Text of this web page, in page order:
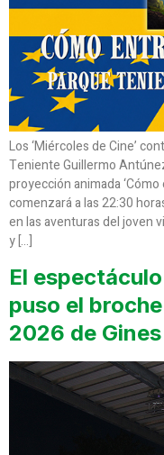
Los ‘Miércoles de Cine’
Teniente Guillermo
proyección animada
comenzará a las 22:30
en las aventuras del joven
y […]
El
puso el broche
2026 de Gines